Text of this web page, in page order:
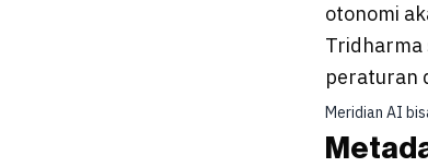
otonomi
Tridharma
peraturan
Meridian AI